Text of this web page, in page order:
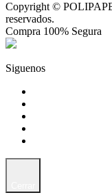
Copyright ©
reservados.
Compra 100% Segura
Siguenos